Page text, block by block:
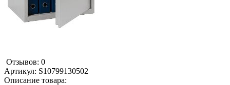
Отзывов: 0
Артикул: S10799130502
Описание товара: